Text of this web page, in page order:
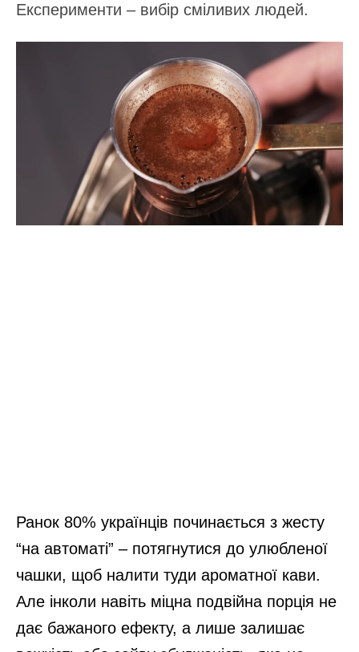
Експерименти – вибір сміливих людей.
Ранок 80% українців починається з жесту
“на автоматі” – потягнутися до улюбленої
чашки, щоб налити туди ароматної кави.
Але інколи навіть міцна подвійна порція не
дає бажаного ефекту, а лише залишає